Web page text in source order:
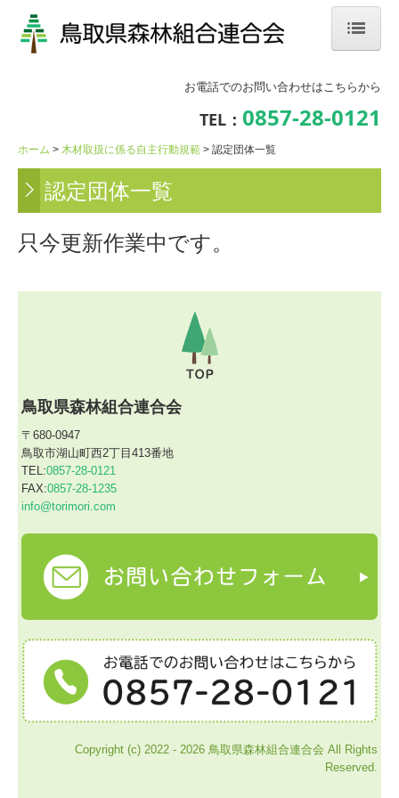
事業内容
(公財)鳥取県林業担い手育成財団
当財団について
各種お問い合わせ
鳥取県森林組合系統SDGs宣言
開催会議・研修会等
間伐材の利用
認定団体一覧
お問い合わせ
お電話でのお問い合わせはこちらから
TEL： 0857-28-0121
ホーム 木材取扱に係る自主行動規範 認定団体一覧
認定団体一覧
只今更新作業中です。
鳥取県森林組合連合会
〒680-0947
鳥取市湖山町西2丁目413番地
TEL:0857-28-0121
FAX:0857-28-1235
info@torimori.com
Copyright (c) 2022 - 2026 鳥取県森林組合連合会 All Rights
Reserved.